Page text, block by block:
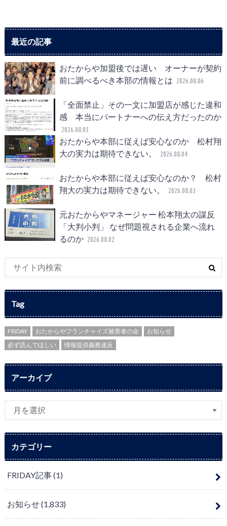
最近の記事
おたからや加盟後では遅い オーナーが契約
前に調べるべき本部の情報とは 2026.08.06
「全面禁止」その一文に加盟店が感じた違和
感 本当にパートナーへの伝え方だったのか
2026.08.05
おたからや本部に従えば安心なのか 松村翔
大の実力は期待できない。
2026.08.04
おたからや本部に従えば安心なのか？ 松村
翔大の実力は期待できない。
2026.08.03
元おたからやマネージャー 松本翔太の謀反
「大判小判」 なぜ問題視される企業へ流れ
るのか 2026.08.02
Tag
FRIDAY おたからやフランチャイズ被害者の会
お知らせ
必ず読んでほしい
情報提供義務違反
アーカイブ
カテゴリー
FRIDAY記事(1)
お知らせ(1,833)